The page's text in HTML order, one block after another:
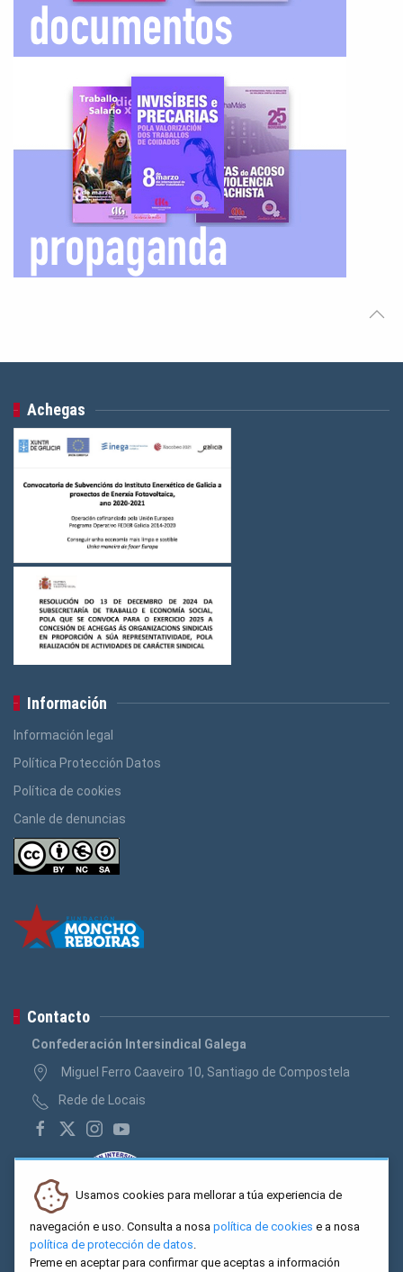
Achegas
Información
Información legal
Política Protección Datos
Política de cookies
Canle de denuncias
Contacto
Confederación Intersindical Galega
Miguel Ferro Caaveiro 10, Santiago de Compostela
Rede de Locais
Usamos cookies para mellorar a túa experiencia de
navegación e uso. Consulta a nosa política de cookies e a nosa
política de protección de datos.
Preme en aceptar para confirmar que aceptas a información